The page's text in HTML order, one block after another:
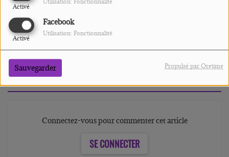
Activé
Facebook
Activé
Utilisation: Fonctionnalité
Sauvegarder Propulsé par Orejime
Commentaires(0)
Connectez-vous pour commenter cet article
SE CONNECTER